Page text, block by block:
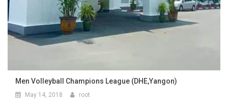
Men Volleyball Champions League (DHE,Yangon)
May 14, 2018 root